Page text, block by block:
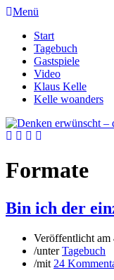
Menü
Start
Tagebuch
Gastspiele
Video
Klaus Kelle
Kelle woanders
Formate
Bin ich der
Veröffentlicht am
/unterTagebuch
/mit 24